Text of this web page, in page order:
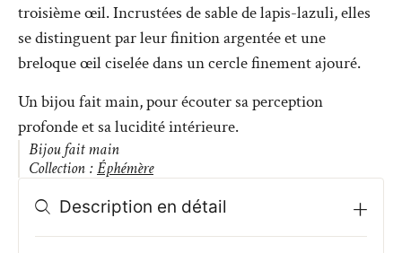
troisième œil. Incrustées de sable de lapis-lazuli, elles
se distinguent par leur finition argentée et une
breloque œil ciselée dans un cercle finement ajouré.
Un bijou fait main, pour écouter sa perception
profonde et sa lucidité intérieure.
Bijou fait main
Collection :Éphémère
Description en détail